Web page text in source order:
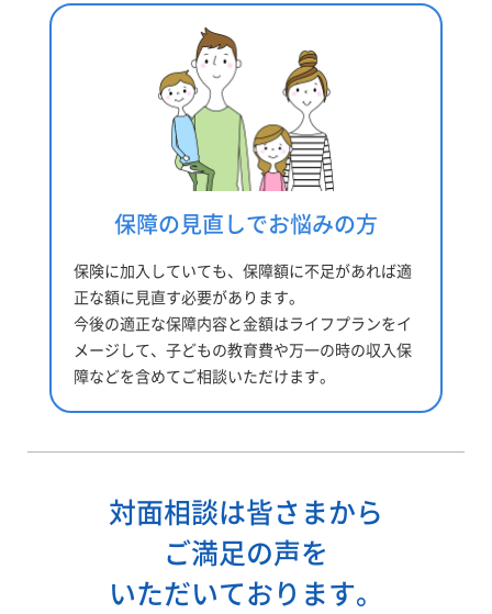
保障の見直しでお悩みの方
保険に加入していても、保障額に不足があれば適
正な額に見直す必要があります。
今後の適正な保障内容と金額はライフプランをイ
メージして、子どもの教育費や万一の時の収入保
障などを含めてご相談いただけます。
対面相談は皆さまから
ご満足の声を
いただいております。